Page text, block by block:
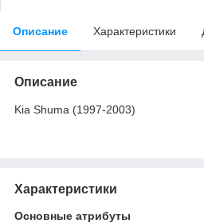
Описание Характеристики
Описание
Kia Shuma (1997-2003)
Характеристики
Основные атрибуты